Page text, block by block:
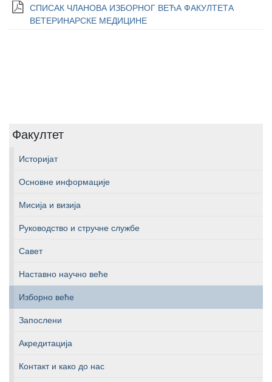
Факултет
Историјат
Основне информације
Мисија и визија
Руководство и стручне службе
Савет
Наставно научно веће
Изборно веће
Запослени
Акредитација
Контакт и како до нас
СПИСАК ЧЛАНОВА ИЗБОРНОГ ВЕЋА ФАКУЛТЕТА
ВЕТЕРИНАРСКЕ МЕДИЦИНЕ